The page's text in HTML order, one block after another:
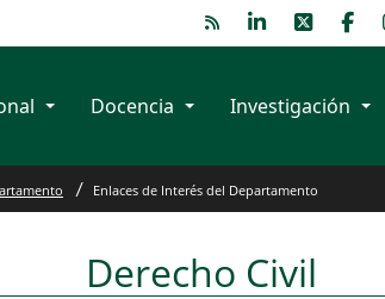
Docencia Investigación
Enlaces de Interés del Departamento
Derecho Civil